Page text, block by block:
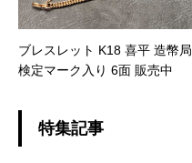
ブレスレット K18 喜平 造幣局
検定マーク入り 6面 販売中
特集記事